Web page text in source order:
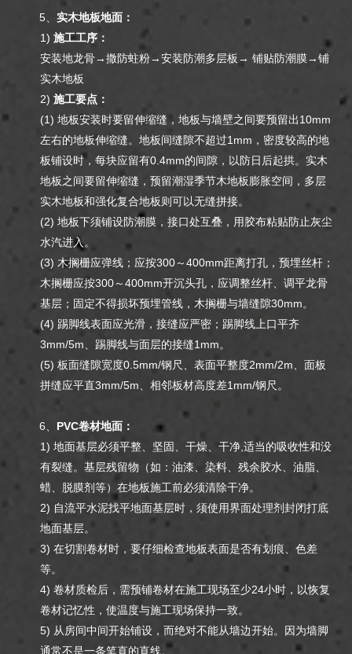
5、实木地板地面：
1) 施工工序：
安装地龙骨→撒防蛀粉→安装防潮多层板→ 铺贴防潮膜→铺
实木地板
2) 施工要点：
(1) 地板安装时要留伸缩缝，地板与墙壁之间要预留出10mm
左右的地板伸缩缝。地板间缝隙不超过1mm，密度较高的地
板铺设时，每块应留有0.4mm的间隙，以防日后起拱。实木
地板之间要留伸缩缝，预留潮湿季节木地板膨胀空间，多层
实木地板和强化复合地板则可以无缝拼接。
(2) 地板下须铺设防潮膜，接口处互叠，用胶布粘贴防止灰尘
水汽进入。
(3) 木搁栅应弹线；应按300～400mm距离打孔，预埋丝杆；
木搁栅应按300～400mm开沉头孔，应调整丝杆、调平龙骨
基层；固定不得损坏预埋管线，木搁栅与墙缝隙30mm。
(4) 踢脚线表面应光滑，接缝应严密；踢脚线上口平齐
3mm/5m、踢脚线与面层的接缝1mm。
(5) 板面缝隙宽度0.5mm/钢尺、表面平整度2mm/2m、面板
拼缝应平直3mm/5m、相邻板材高度差1mm/钢尺。
6、 PVC卷材地面：
1) 地面基层必须平整、坚固、干燥、干净,适当的吸收性和没
有裂缝。基层残留物（如：油漆、染料、残余胶水、油脂、
蜡、脱膜剂等）在地板施工前必须清除干净。
2) 自流平水泥找平地面基层时，须使用界面处理剂封闭打底
地面基层。
3) 在切割卷材时，要仔细检查地板表面是否有划痕、色差
等。
4) 卷材质检后，需预铺卷材在施工现场至少24小时，以恢复
卷材记忆性，使温度与施工现场保持一致。
5) 从房间中间开始铺设，而绝对不能从墙边开始。因为墙脚
通常不是一条笔直的直线。